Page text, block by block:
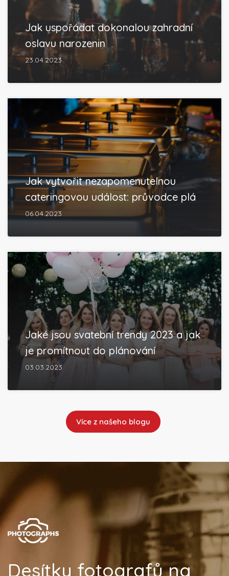
Jak uspořádat dokonalou zahradní
oslavu narozenin
23.04.2023
Jak vytvořit nezapomenutelnou
cateringovou událost: průvodce plá
06.04.2023
Jaké jsou svatební trendy 2023 a jak
je promítnout do plánování
03.03.2023
Více z našeho blogu
Desítky fotografů na